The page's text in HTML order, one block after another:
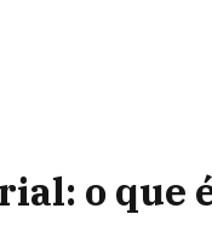
o que